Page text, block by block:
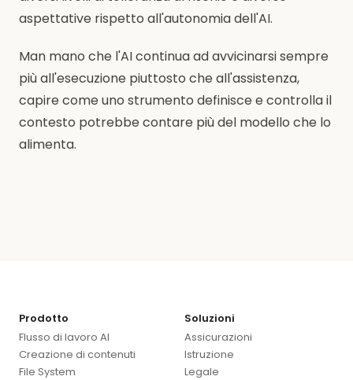
aspettative rispetto all'autonomia dell'AI.
Man mano che l'AI continua ad avvicinarsi sempre
più all'esecuzione piuttosto che all'assistenza,
capire come uno strumento definisce e controlla il
contesto potrebbe contare più del modello che lo
alimenta.
Prodotto
Flusso di lavoro AI
Creazione di contenuti
File System
Soluzioni
Assicurazioni
Istruzione
Legale